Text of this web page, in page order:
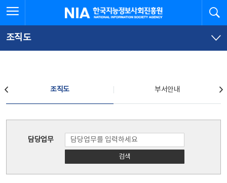
문
로
가
체
뉴
바
가
한국지능정보사회진흥원
조직도
조직도 부서안내
담당업무
검색